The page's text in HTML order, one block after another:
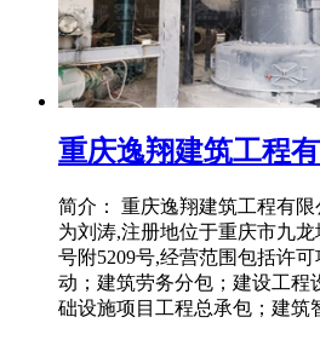
重庆逸翔建筑工程
简介： 重庆逸翔建筑工程有
为刘涛,注册地位于重庆市九
号附5209号,经营范围包括许
动；建筑劳务分包；建设工程
础设施项目工程总承包；建筑